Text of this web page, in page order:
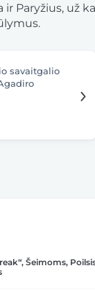
Paryžius, už
savaitgalio
, Šeimoms,